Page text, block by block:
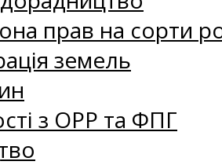
прав на сорти
земель
з ОРР та ФПГ